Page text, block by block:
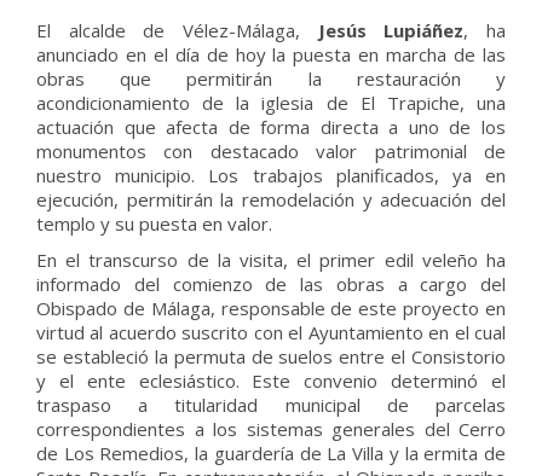
El alcalde de Vélez-Málaga, Jesús Lupiáñez, ha
anunciado en el día de hoy la puesta en marcha de las
obras que permitirán la restauración y
acondicionamiento de la iglesia de El Trapiche, una
actuación que afecta de forma directa a uno de los
monumentos con destacado valor patrimonial de
nuestro municipio. Los trabajos planificados, ya en
ejecución, permitirán la remodelación y adecuación del
templo y su puesta en valor.
En el transcurso de la visita, el primer edil veleño ha
informado del comienzo de las obras a cargo del
Obispado de Málaga, responsable de este proyecto en
virtud al acuerdo suscrito con el Ayuntamiento en el cual
se estableció la permuta de suelos entre el Consistorio
y el ente eclesiástico. Este convenio determinó el
traspaso a titularidad municipal de parcelas
correspondientes a los sistemas generales del Cerro
de Los Remedios, la guardería de La Villa y la ermita de